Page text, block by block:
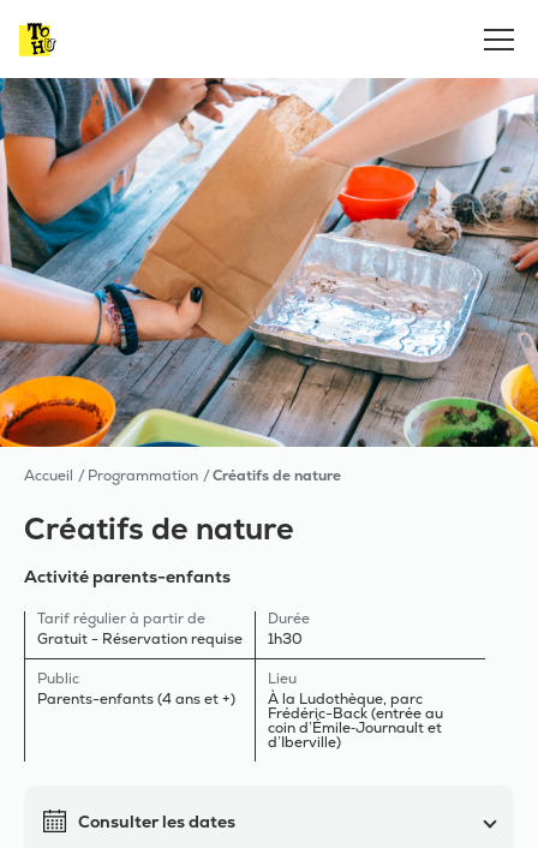
Accueil Programmation Créatifs de nature
Créatifs de nature
Activité parents-enfants
Tarif régulier à partir de
Gratuit - Réservation requise
Durée
1h30
Public
Parents-enfants (4 ans et +)
Lieu
À la Ludothèque, parc
Frédéric-Back (entrée au
coin d’Émile‑Journault et
d’Iberville)
Consulter les dates